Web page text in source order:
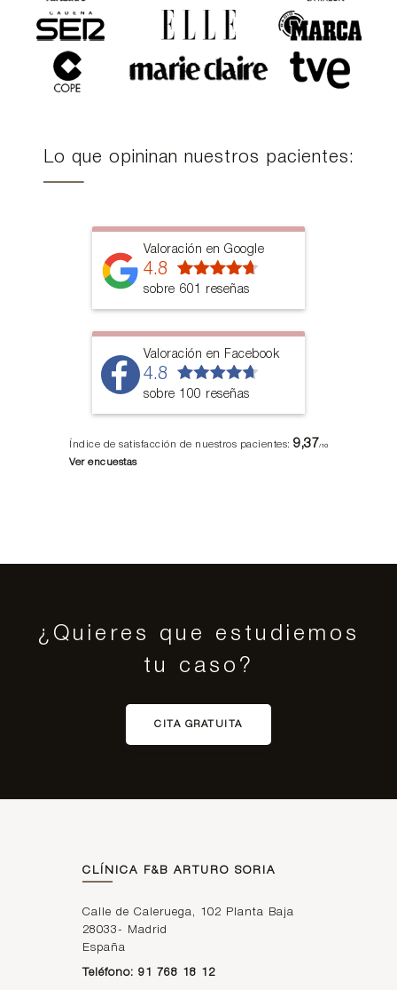
Lo que opininan nuestros pacientes:
Valoración en Google
4.8
sobre 601 reseñas
Valoración en Facebook
4.8
sobre 100 reseñas
Índice de satisfacción de nuestros pacientes:9,37/10
Ver encuestas
¿Quieres que estudiemos
tu caso?
CITA GRATUITA
CLÍNICA F&B ARTURO SORIA
Calle de Caleruega, 102 Planta Baja
28033-
Madrid
España
Teléfono: 91 768 18 12